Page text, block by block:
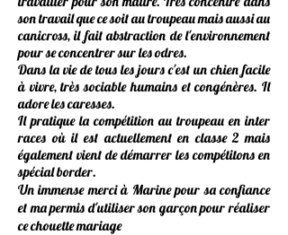
son travail que ce soit au troupeau mais aussi au
canicross, il fait abstraction de l'environnement
pour se concentrer sur les odres.
Dans la vie de tous les jours c'est un chien facile
à vivre, très sociable humains et congénères. Il
adore les caresses.
Il pratique la compétition au troupeau en inter
races où il est actuellement en classe 2 mais
également vient de démarrer les compétitons en
spécial border.
Un immense merci à Marine pour sa confiance
et mapermisd'utiliser son garçon pour réaliser
ce chouette mariage